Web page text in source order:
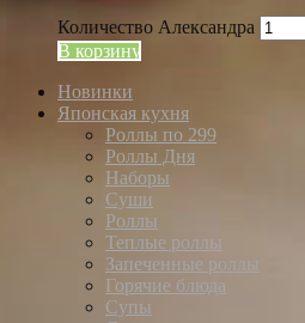
Количество Александра
В корзину
Новинки
Японская кухня
Роллы по 299
Роллы Дня
Наборы
Суши
Роллы
Теплые роллы
Запеченные роллы
Горячие блюда
Супы